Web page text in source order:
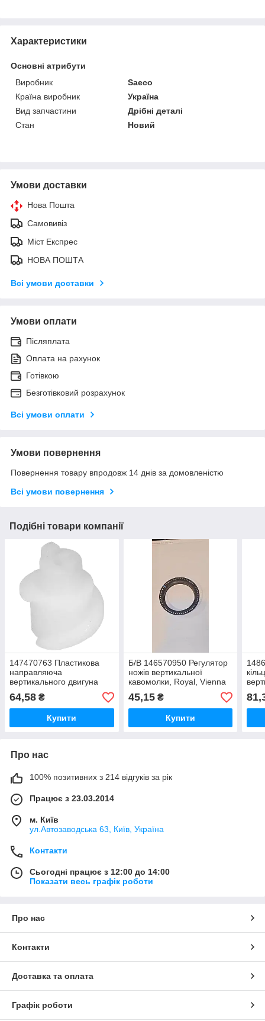
Характеристики
Основні атрибути
Виробник
Saeco
Країна виробник
Україна
Вид запчастини
Дрібні деталі
Стан
Новий
Умови доставки
Нова Пошта
Самовивіз
Міст Експрес
НОВА ПОШТА
Всі умови доставки
Умови оплати
Післяплата
Оплата на рахунок
Готівкою
Безготівковий розрахунок
Всі умови оплати
Умови повернення
Повернення товару впродовж 14 днів за домовленістю
Всі умови повернення
Подібні товари компанії
147470763 Пластикова
направляюча
вертикального двигуна
кавомолки, Royal, Vienna
64,58 ₴
Купити
Б/В 146570950 Регулятор
ножів вертикальної
кавомолки, Royal, Vienna
45,15₴
Купити
Про нас
100% позитивних з 214 відгуків за рік
Працює з 23.03.2014
м. Київ
ул.Автозаводська 63, Київ, Україна
Контакти
Сьогодні працює з 12:00 до 14:00
Показати весь графік роботи
Про нас
Контакти
Доставка та оплата
Графік роботи